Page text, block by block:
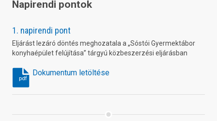
Napirendi pontok
1. napirendi pont
Eljárást lezáró döntés meghozatala a „Sóstói Gyermektábor
konyhaépület felújítása” tárgyú közbeszerzési eljárásban
Dokumentum letöltése
pdf